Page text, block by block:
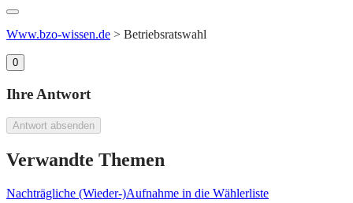
Www.bzo-wissen.de > Betriebsratswahl
0
Ihre Antwort
Antwort absenden
Verwandte Themen
Nachträgliche (Wieder-)Aufnahme in die Wählerliste